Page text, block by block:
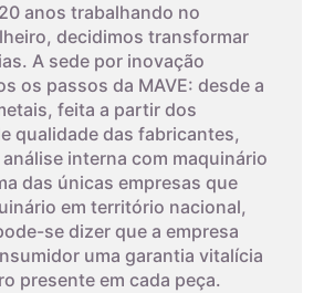
anos trabalhando no
decidimos transformar
A sede por inovação
os passos da MAVE: desde a
feita a partir dos
qualidade das fabricantes,
interna com maquinário
das únicas empresas que
em território nacional,
se dizer que a empresa
uma garantia vitalícia
presente em cada peça.